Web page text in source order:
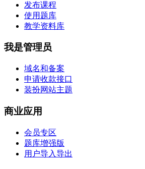
发布课程
使用题库
教学资料库
我是管理员
域名和备案
申请收款接口
装扮网站主题
商业应用
会员专区
题库增强版
用户导入导出